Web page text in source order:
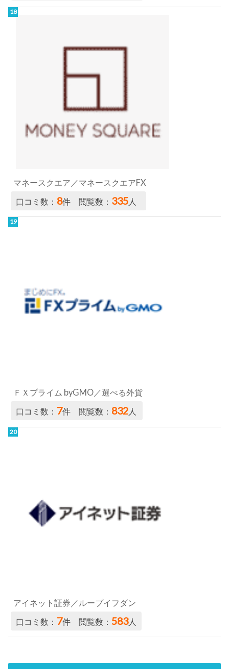
マネースクエア／マネースクエアFX
口コミ数： 8件 閲覧数： 335人
ＦＸプライム byGMO／選べる外貨
口コミ数： 7件 閲覧数： 832人
アイネット証券／ループイフダン
口コミ数： 7件 閲覧数：583人